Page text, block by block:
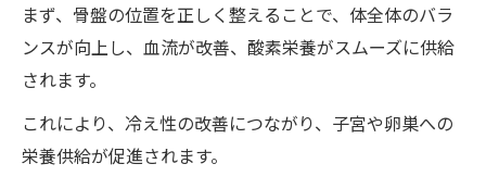
トレス軽減と妊娠準備
妊活に対する整体院ワイルドボディの施術
整体院ワイルドボディの施術で得られる心
の安定と妊娠への道
まず、骨盤の位置を正しく整えることで、体全体のバラ
ンスが向上し、血流が改善、酸素栄養がスムーズに供給
されます。
これにより、冷え性の改善につながり、子宮や卵巣への
栄養供給が促進されます。